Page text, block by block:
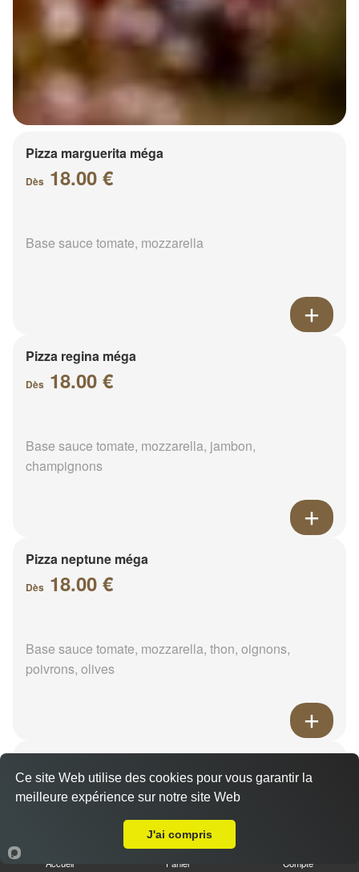
Pizza marguerita méga
Dès 18.00 €
Base sauce tomate, mozzarella
Pizza regina méga
Dès 18.00 €
Base sauce tomate, mozzarella, jambon,
champignons
Pizza neptune méga
Dès 18.00 €
Base sauce tomate, mozzarella, thon, oignons,
poivrons, olives
Dès 18.00 €
Base sauce tomate, mozzarella, anchois, câpres,
Accueil Panier Compte
Ce site Web utilise des cookies pour vous garantir la
meilleure expérience sur notre site Web
J'ai compris